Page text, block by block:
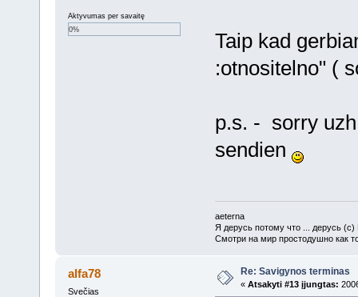
Aktyvumas per savaitę
0%
Taip kad
:otnositelno" (
p.s. - sorry
sendien
aeterna
Я дерусь потому что ... дерусь (c)
Смотри на мир простодушно как
alfa78
Svečias
Re: Savigynos terminas
« Atsakyti #13 įjungtas: